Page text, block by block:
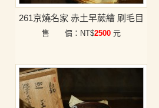
261京燒名家 赤土早蕨繪 刷毛目
售 價：NT$2500 元